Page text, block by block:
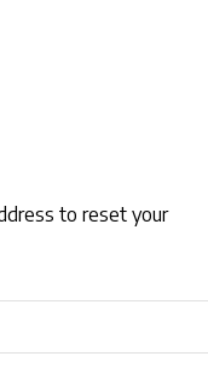
to reset your